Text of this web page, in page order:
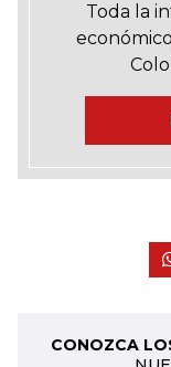
Toda la
CONOZCA